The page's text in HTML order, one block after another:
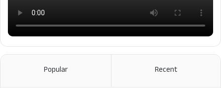
Popular Recent